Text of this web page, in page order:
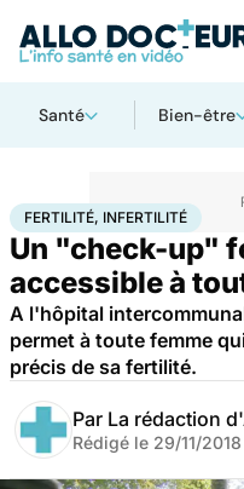
Santé Bien-être
Accueil SantéFertilité, infertilité
FERTILITÉ, INFERTILITÉ
Un "check-up"
accessible à
A l'hôpital
permet à toute femme
précis de sa fertilité.
Par La rédaction
Rédigé le 29/11/2018